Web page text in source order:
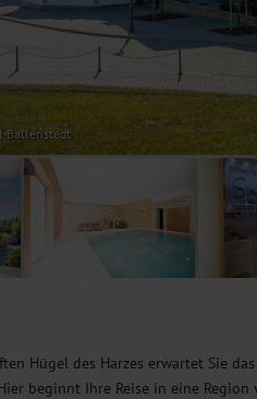
Ballenstedt
Hügel des Harzes erwartet Sie
beginnt Ihre Reise in eine
Statistik
Um unser Angebot und
dieser Cookies können
unsere Inhalte
Übermittlung, der auf
Datenschutzhinweisen
.
Marketing
Diese Cookies werden